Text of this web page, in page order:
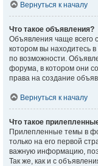
Вернуться к началу
Что такое объявления?
Объявления чаще
котором вы находитесь
по возможности.
форума, в котором они
права на создание
Вернуться к началу
Что такое
Прилепленные темы в
только на его первой
важную информацию,
Так же, как и с